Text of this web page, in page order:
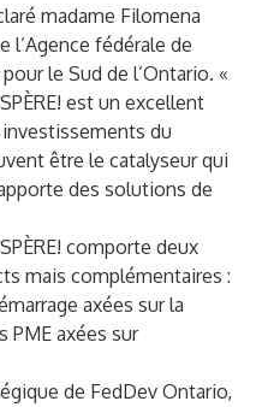
madame Filomena
l’Agence fédérale de
le Sud de l’Ontario. «
est un excellent
du
être le catalyseur qui
des solutions de
comporte deux
mais complémentaires :
axées sur la
PME axées sur
de FedDev Ontario,